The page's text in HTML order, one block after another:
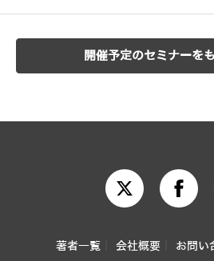
開催予定のセミナーを
著者一覧 会社概要 お問い